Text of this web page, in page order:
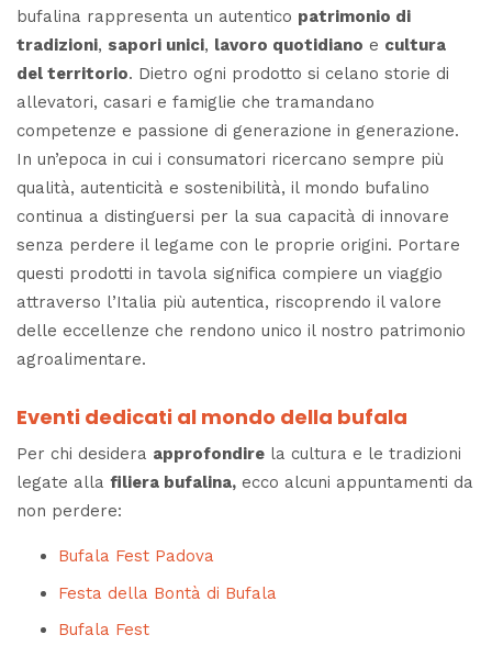
bufalina rappresenta un autentico patrimonio di
tradizioni, sapori unici, lavoro quotidiano e cultura
del territorio. Dietro ogni prodotto si celano storie di
allevatori, casari e famiglie che tramandano
competenze e passione di generazione in generazione.
In un’epoca in cui i consumatori ricercano sempre più
qualità, autenticità e sostenibilità, il mondo bufalino
continua a distinguersi per la sua capacità di innovare
senza perdere il legame con le proprie origini. Portare
questi prodotti in tavola significa compiere un viaggio
attraverso l’Italia più autentica, riscoprendo il valore
delle eccellenze che rendono unico il nostro patrimonio
agroalimentare.
Eventi dedicati al mondo della bufala
Per chi desidera approfondire la cultura e le tradizioni
legate alla filiera bufalina, ecco alcuni appuntamenti da
non perdere:
Bufala Fest Padova
Festa della Bontà di Bufala
Bufala Fest